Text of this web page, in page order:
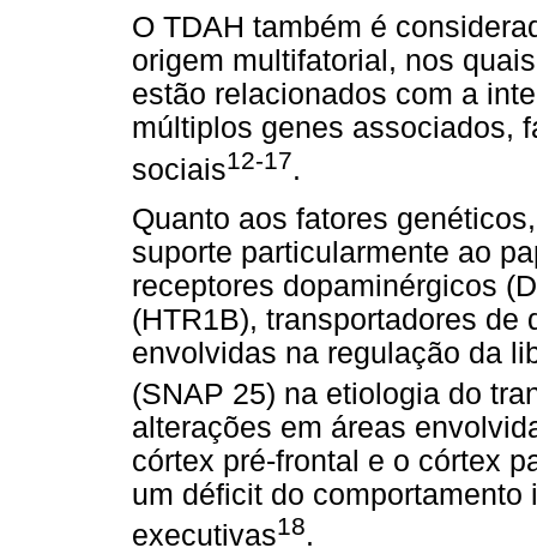
O TDAH também é
origem multifatorial, nos
estão relacionados com a
múltiplos genes associados,
sociais12-17.
Quanto aos fatores
suporte particularmente ao
receptores dopaminérgicos
(HTR1B), transportadores de
envolvidas na regulação da
(SNAP 25) na etiologia do
alterações em áreas
córtex pré-frontal e o córtex
um déficit do
executivas18.